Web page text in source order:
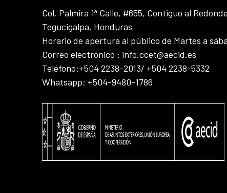
Col. Palmira 1ª Calle, #655, Contiguo al
Tegucigalpa, Honduras
Horario de apertura al público de Martes a
Correo electrónico : info.ccet@aecid.es
Teléfono:+504 2238-2013/ +504 2238-5332
Whatsapp: +504-9480-1786